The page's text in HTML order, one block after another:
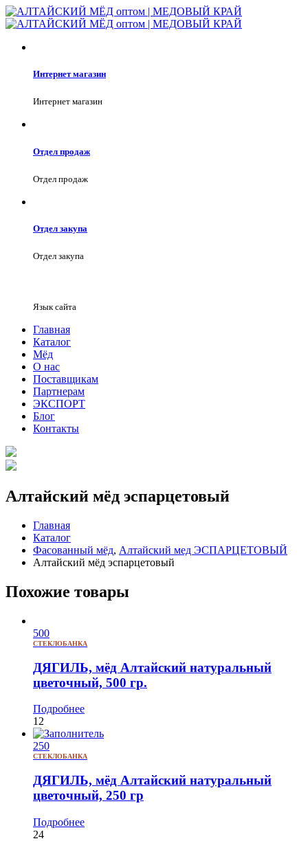
Интернет магазин
Интернет магазин
Отдел продаж
Отдел продаж
Отдел закупа
Отдел закупа
Язык сайта
Главная
Каталог
Мёд
О нас
Поставщикам
Партнерам
ЭКСПОРТ
Блог
Контакты
Алтайский мёд эспарцетовый
Главная
Каталог
Фасованный мёд, Алтайский мед ЭСПАРЦЕТОВЫЙ
Алтайский мёд эспарцетовый
Похожие товары
500
СТЕКЛОБАНКА
ДЯГИЛЬ, мёд Алтайский натуральный
цветочный, 500 гр.
Подробнее
12
250
СТЕКЛОБАНКА
ДЯГИЛЬ, мёд Алтайский натуральный
цветочный, 250 гр
Подробнее
24